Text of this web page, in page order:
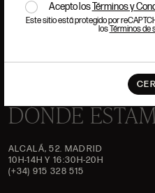
Acepto losTérminos y
Este sitio está protegido por
losTérminos de
PREGUNTAS FRECUENTES
DÓNDE
ALCALÁ, 52. MADRID
10H-14H Y 16:30H-20H
(+34) 915 328 515